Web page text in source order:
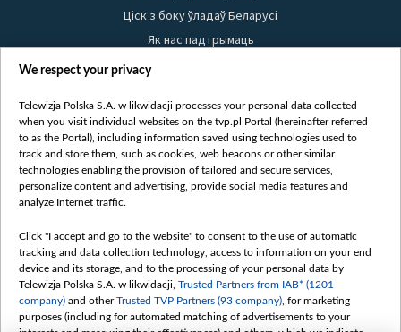
Ціск з боку ўладаў Беларусі
Як нас падтрымаць
Правілы выкарыстання матэрыялаў
Бяспека
Youtube
Белсат news
Белсат Shorts
Жэстачайшы мульт
Belsat English
Biełsat PL
Белсат Now
We respect your privacy
Telewizja Polska S.A. w likwidacji processes your personal data collected
when you visit individual websites on the tvp.pl Portal (hereinafter referred
to as the Portal), including information saved using technologies used to
track and store them, such as cookies, web beacons or other similar
technologies enabling the provision of tailored and secure services,
personalize content and advertising, provide social media features and
analyze Internet traffic.
Click "I accept and go to the website" to consent to the use of automatic
tracking and data collection technology, access to information on your end
device and its storage, and to the processing of your personal data by
Telewizja Polska S.A. w likwidacji, Trusted Partners from IAB* (1201
company) and otherTrusted TVP Partners (93 company) , for marketing
purposes (including for automated matching of advertisements to your